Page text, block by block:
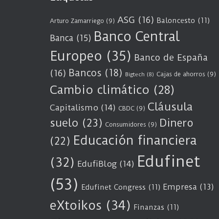
Arturo Zamarriego (9) ASG (16) Baloncesto (11)
Banca (15) Banco Central
Europeo (35) Banco de España
(16) Bancos (18) Bigtech (8) Cajas de ahorros (9)
Cambio climático (28)
Capitalismo (14) CBDC (9) Cláusula
suelo (23) Consumidores (9) Dinero
(22) Educación financiera
(32) EdufiBlog (14) Edufinet
(53) Edufinet Congress (11) Empresa (13)
eXtoikos (34) Finanzas (11)